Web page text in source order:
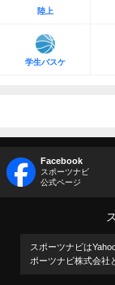
陸上
学生バスケ
Facebook
スポーツナビ
公式ページ
スポーツナビは
ポーツナビ株式会社